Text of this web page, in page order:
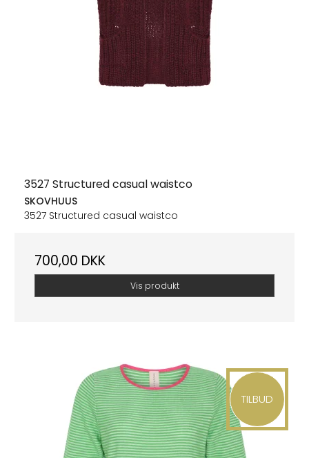
3527 Structured casual waistco
SKOVHUUS
3527 Structured casual waistco
700,00 DKK
Vis produkt
TILBUD